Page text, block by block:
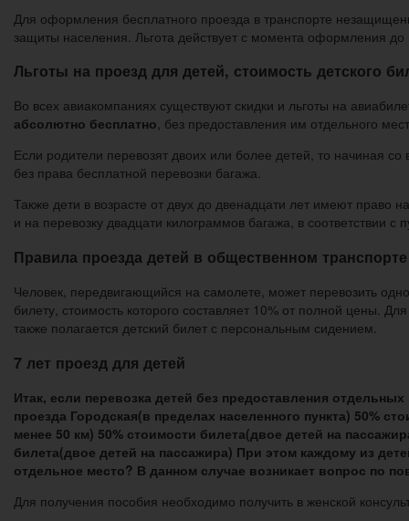
Для оформления бесплатного проезда в транспорте
защиты населения. Льгота действует с момента оформления
Льготы на проезд для детей, стоимость детского
Во всех авиакомпаниях существуют скидки и льготы на
абсолютно бесплатно, без предоставления им отдельного
Если родители перевозят двоих или более детей, то начиная
без права бесплатной перевозки багажа.
Также дети в возрасте от двух до двенадцати лет имеют право
и на перевозку двадцати килограммов багажа, в соответствии
Правила проезда детей в общественном транспорте
Человек, передвигающийся на самолете, может перевозить
билету, стоимость которого составляет 10% от полной цены.
также полагается детский билет с персональным сидением.
7 лет проезд для детей
Итак, если перевозка детей без предоставления
проезда Городская(в пределах населенного пункта) 50%
менее 50 км) 50% стоимости билета(двое детей на
билета(двое детей на пассажира) При этом каждому из
отдельное место? В данном случае возникает вопрос по
Для получения пособия необходимо получить в женской